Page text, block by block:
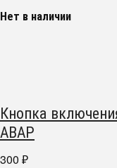
Нет в наличии
Кнопка
АВАР
300 ₽